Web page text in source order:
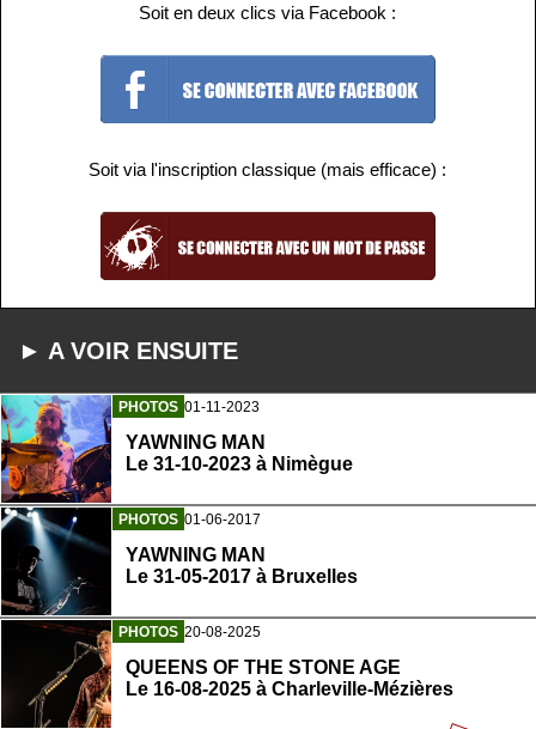
Soit en deux clics via Facebook :
Soit via l'inscription classique (mais efficace) :
► A VOIR ENSUITE
PHOTOS 01-11-2023
YAWNING MAN
Le 31-10-2023 à Nimègue
PHOTOS 01-06-2017
YAWNING MAN
Le 31-05-2017 à Bruxelles
PHOTOS 20-08-2025
QUEENS OF THE STONE AGE
Le 16-08-2025 à Charleville-Mézières